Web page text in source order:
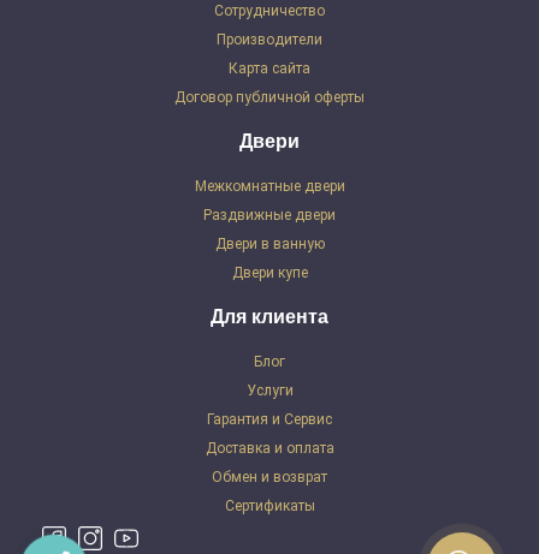
Сотрудничество
Производители
Карта сайта
Договор публичной оферты
Двери
Межкомнатные двери
Раздвижные двери
Двери в ванную
Двери купе
Для клиента
Блог
Услуги
Гарантия и Сервис
Доставка и оплата
Обмен и возврат
Сертификаты